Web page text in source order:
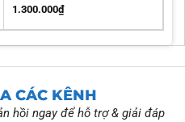
1.300.000₫
CÁC KÊNH
hồi ngay để hỗ trợ & giải đáp